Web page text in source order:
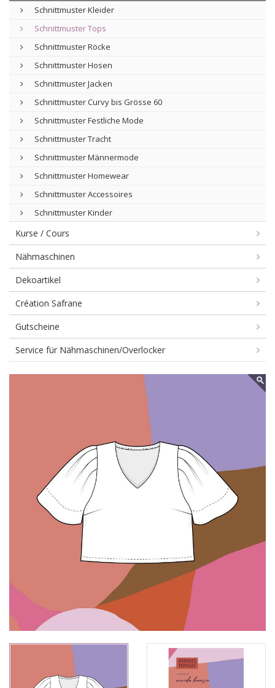
Schnittmuster Kleider
Schnittmuster Tops
Schnittmuster Röcke
Schnittmuster Hosen
Schnittmuster Jacken
Schnittmuster Curvy bis Grösse 60
Schnittmuster Festliche Mode
Schnittmuster Tracht
Schnittmuster Männermode
Schnittmuster Homewear
Schnittmuster Accessoires
Schnittmuster Kinder
Kurse / Cours
Nähmaschinen
Dekoartikel
Création Safrane
Gutscheine
Service für Nähmaschinen/Overlocker